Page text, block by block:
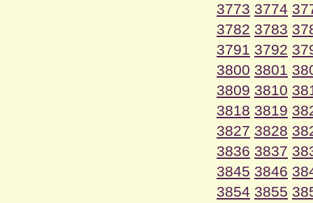
3773 3774
3782 3783
3791 3792
3800 3801
3809 3810
3818 3819
3827 3828
3836 3837
3845 3846
3854 3855